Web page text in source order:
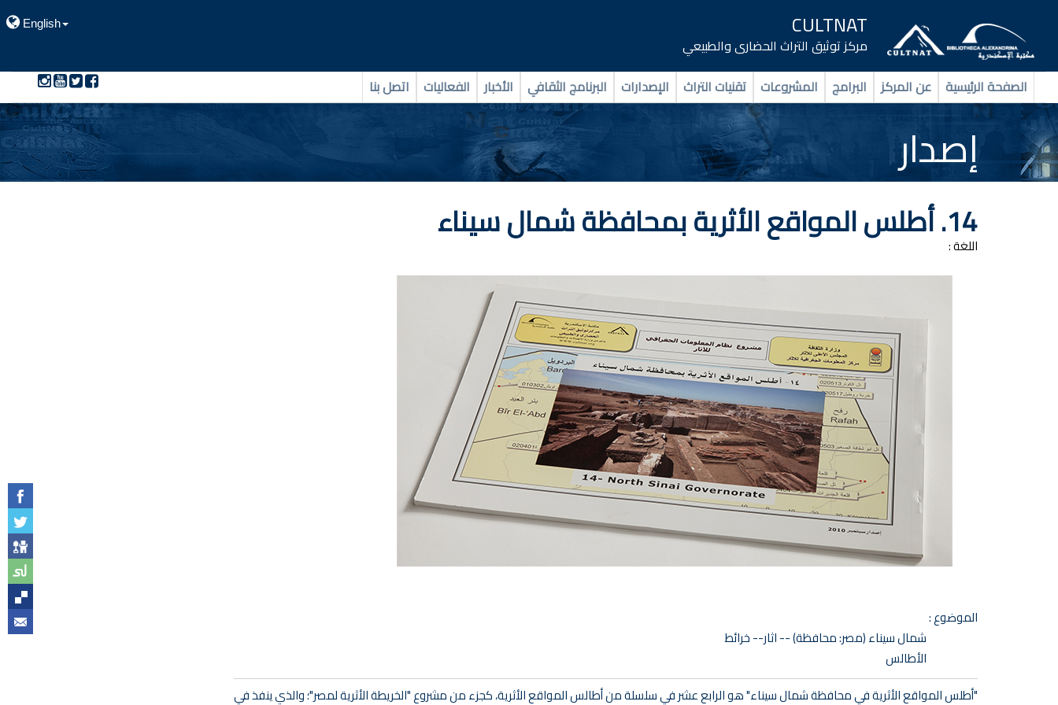
CULTNAT
مركز توثيق التراث الحضارى والطبيعي
English
الصفحة الرئيسية عن المركز البرامج المشروعات تقنيات التراث الإصدارات البرنامج الثقافي الأخبار الفعاليات اتصل بنا
إصدار
14. أطلس المواقع الأثرية بمحافظة شمال سيناء
اللغة :
الموضوع :
شمال سيناء (مصر: محافظة) -- اثار-- خرائط
الأطالس
"أطلس المواقع الأثرية في محافظة شمال سيناء" هو الرابع عشر في سلسلة من أطالس المواقع الأثرية، كجزء من مشروع "الخريطة الأثرية لمصر"؛ والذي ينفذ في